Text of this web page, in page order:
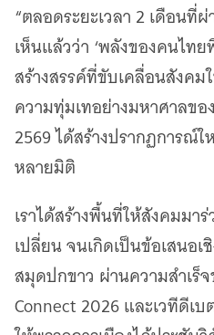
Policy Watch
จับตาอนาคตประเทศไทย
The Visual
Making Data Visible
ตรวจสอบข่าวปลอม คัด
“ตลอดระยะเวลา 2 เดือนที่
เห็นแล้วว่า ‘พลังของคนไท
สร้างสรรค์ที่ขับเคลื่อนสังคม
ความทุ่มเทอย่างมหาศาลข
2569 ได้สร้างปรากฏการณ์
หลายมิติ
เราได้สร้างพื้นที่ให้สังคมมา
เปลี่ยน จนเกิดเป็นข้อเสนอ
สมุดปกขาว ผ่านความสำเร็
Connect 2026 และเวทีดีเ